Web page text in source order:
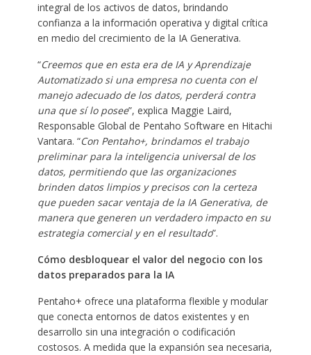
integral de los activos de datos, brindando
confianza a la información operativa y digital crítica
en medio del crecimiento de la IA Generativa.
“Creemos que en esta era de IA y Aprendizaje
Automatizado si una empresa no cuenta con el
manejo adecuado de los datos, perderá contra
una que sí lo posee”, explica Maggie Laird,
Responsable Global de Pentaho Software en Hitachi
Vantara. “Con Pentaho+, brindamos el trabajo
preliminar para la inteligencia universal de los
datos, permitiendo que las organizaciones
brinden datos limpios y precisos con la certeza
que pueden sacar ventaja de la IA Generativa, de
manera que generen un verdadero impacto en su
estrategia comercial y en el resultado”.
Cómo desbloquear el valor del negocio con los
datos preparados para la IA
Pentaho+ ofrece una plataforma flexible y modular
que conecta entornos de datos existentes y en
desarrollo sin una integración o codificación
costosos. A medida que la expansión sea necesaria,